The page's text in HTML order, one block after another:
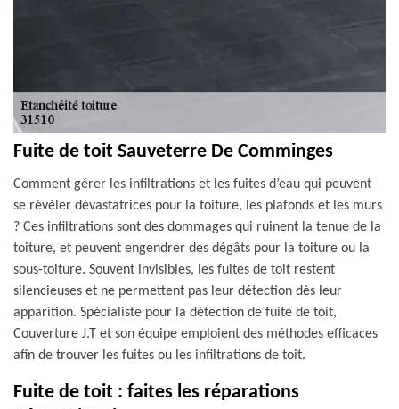
Fuite de toit Sauveterre De Comminges
Comment gérer les infiltrations et les fuites d’eau qui peuvent
se révéler dévastatrices pour la toiture, les plafonds et les murs
? Ces infiltrations sont des dommages qui ruinent la tenue de la
toiture, et peuvent engendrer des dégâts pour la toiture ou la
sous-toiture. Souvent invisibles, les fuites de toit restent
silencieuses et ne permettent pas leur détection dès leur
apparition. Spécialiste pour la détection de fuite de toit,
Couverture J.T et son équipe emploient des méthodes efficaces
afin de trouver les fuites ou les infiltrations de toit.
Fuite de toit : faites les réparations